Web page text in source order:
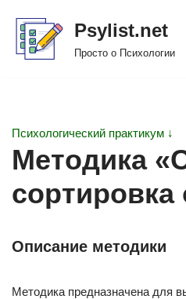
Перейти
Psylist.net
Просто о Психологии
Психологический практикум ↓
Методика
сортировка
Описание методики
Методика предназначена для